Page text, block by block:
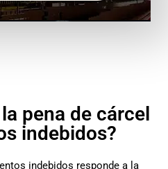
pena de cárcel
indebidos?
indebidos responde a la